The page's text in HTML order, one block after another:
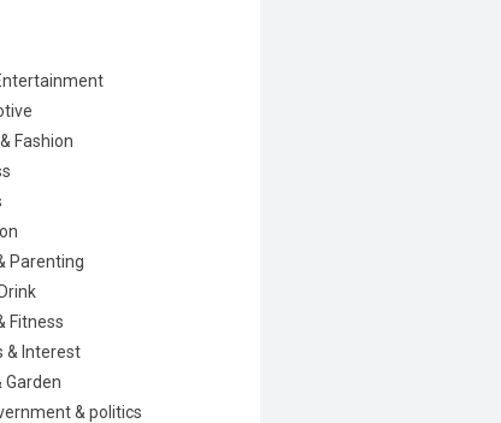
Fashion
Parenting
Fitness
& Interest
Garden
& politics